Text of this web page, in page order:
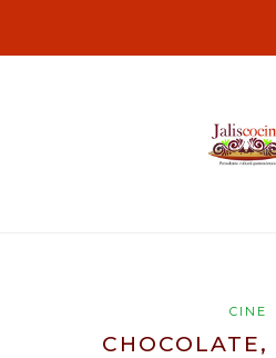
CINE
CHOCOLATE,